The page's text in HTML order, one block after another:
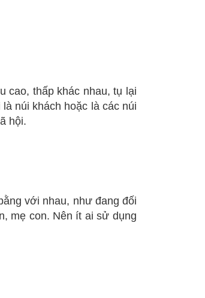
cao, thấp khác nhau, tụ lại
núi khách hoặc là các núi
hội.
với nhau, như đang đối
mẹ con. Nên ít ai sử dụng